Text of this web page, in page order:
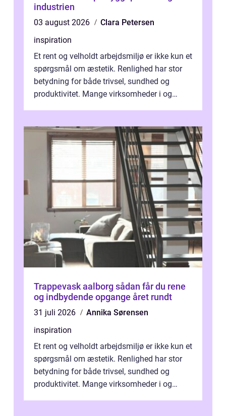
industrien
03 august 2026
Clara Petersen
inspiration
Et rent og velholdt arbejdsmiljø er ikke kun et
spørgsmål om æstetik. Renlighed har stor
betydning for både trivsel, sundhed og
produktivitet. Mange virksomheder i og
Trappevask aalborg sådan får du rene
og indbydende opgange året rundt
31 juli 2026
Annika Sørensen
inspiration
Et rent og velholdt arbejdsmiljø er ikke kun et
spørgsmål om æstetik. Renlighed har stor
betydning for både trivsel, sundhed og
produktivitet. Mange virksomheder i og